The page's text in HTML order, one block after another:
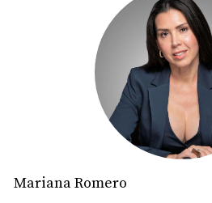
Florida es limitada
los Everglades al otro), lo
de las propiedades tiende
simple ley de oferta y
silencio gracias a la
¿Cómo medir la rentabilidad
porcentaje de retorno de Miami
Mariana Romero